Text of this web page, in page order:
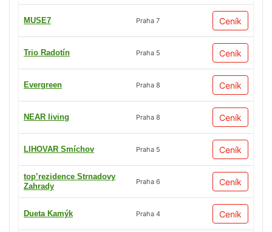
MUSE7 Praha 7 Ceník
Trio Radotín Praha 5 Ceník
Evergreen Praha 8 Ceník
NEAR living Praha 8 Ceník
LIHOVAR Smíchov Praha 5 Ceník
top’rezidence Strnadovy
Zahrady
Praha 6 Ceník
Dueta Kamýk Praha 4 Ceník